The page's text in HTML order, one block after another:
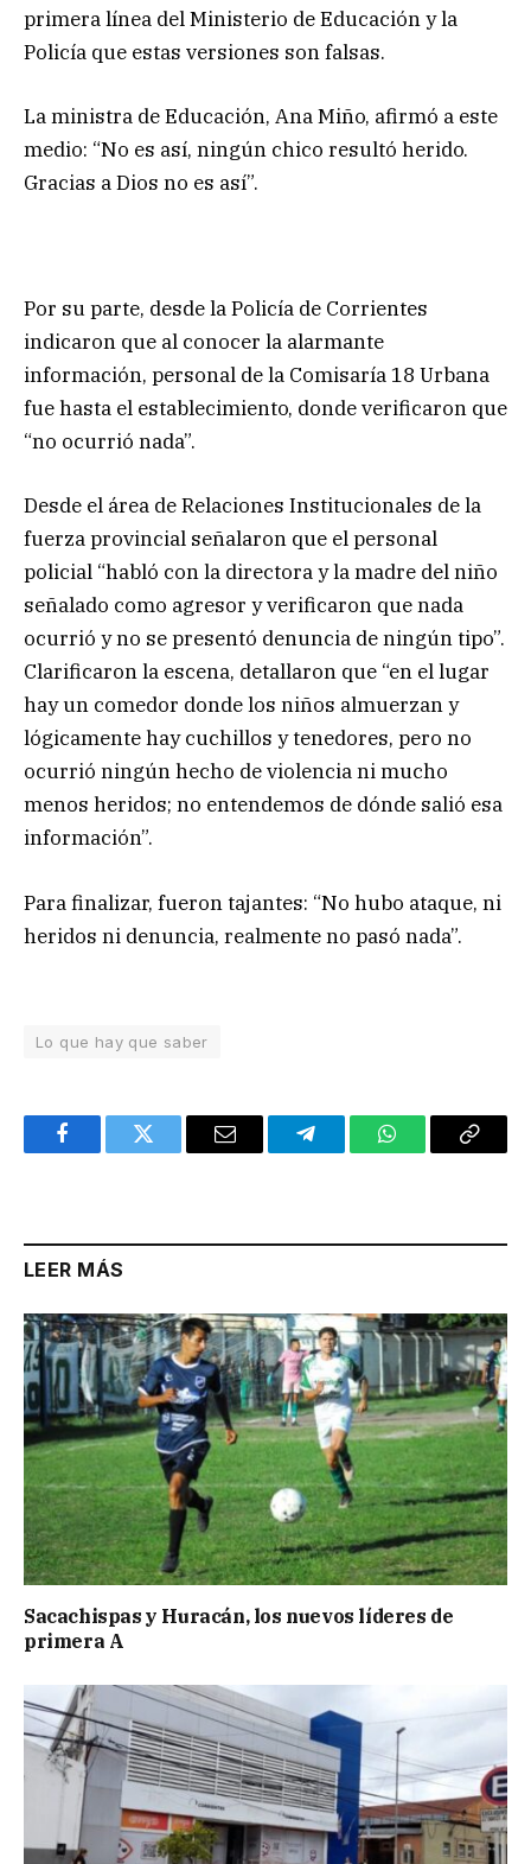
primera línea del Ministerio de Educación y la
Policía que estas versiones son falsas.
La ministra de Educación, Ana Miño, afirmó a este
medio: “No es así, ningún chico resultó herido.
Gracias a Dios no es así”.
Por su parte, desde la Policía de Corrientes
indicaron que al conocer la alarmante
información, personal de la Comisaría 18 Urbana
fue hasta el establecimiento, donde verificaron que
“no ocurrió nada”.
Desde el área de Relaciones Institucionales de la
fuerza provincial señalaron que el personal
policial “habló con la directora y la madre del niño
señalado como agresor y verificaron que nada
ocurrió y no se presentó denuncia de ningún tipo”.
Clarificaron la escena, detallaron que “en el lugar
hay un comedor donde los niños almuerzan y
lógicamente hay cuchillos y tenedores, pero no
ocurrió ningún hecho de violencia ni mucho
menos heridos; no entendemos de dónde salió esa
información”.
Para finalizar, fueron tajantes: “No hubo ataque, ni
heridos ni denuncia, realmente no pasó nada”.
Lo que hay que saber
FacebookTwitter Email TelegramWhatsAppCopy
LEER MÁS
Sacachispas y Huracán, los nuevos líderes de
primera A